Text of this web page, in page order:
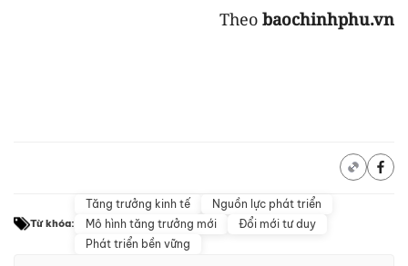
Theo baochinhphu.vn
Từ khóa:
Tăng trưởng kinh tế
Nguồn lực phát triển
Mô hình tăng trưởng mới
Đổi mới tư duy
Phát triển bền vững